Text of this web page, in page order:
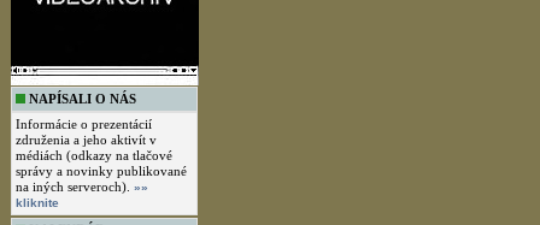
NAPÍSALI O NÁS
Informácie o prezentácií
združenia a jeho aktivít v
médiách (odkazy na tlačové
správy a novinky publikované
na iných serveroch). »»
kliknite